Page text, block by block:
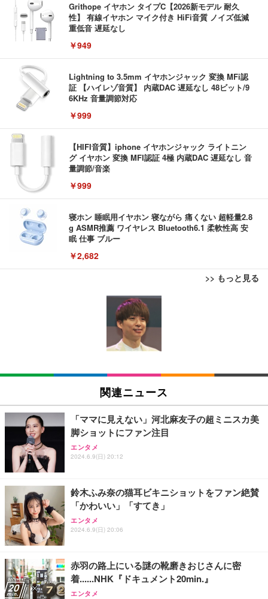
Grithope イヤホン タイプC【2026新モデル 耐久
性】 有線イヤホン マイク付き HiFi音質 ノイズ低減
重低音 遅延なし
￥949
Lightning to 3.5mm イヤホンジャック 変換 MFi認
証 【ハイレゾ音質】 内蔵DAC 遅延なし 48ビット/9
6KHz 音量調節対応
￥999
【HIFI音質】iphone イヤホンジャック ライトニン
グ イヤホン 変換 MFI認証 4極 内蔵DAC 遅延なし 音
量調節/音楽
￥999
寝ホン 睡眠用イヤホン 寝ながら 痛くない 超軽量2.8
g ASMR推薦 ワイヤレス Bluetooth6.1 柔軟性高 安
眠 仕事 ブルー
￥2,682
>> もっと見る
AOUTNアクションカメラ メガネカメラ 2 7K Wi Fi
対応 一人称視点撮影 ブラック 眼鏡装着型 液晶画面
付き サイクリング用 | 広角レンズ搭載 軽量設計 簡
単装着 長時間記録対応 液晶画面搭載 広角撮影対応
軽量ボディ設計 録音機能対応 着脱しやすい構造 旅
1080P ポータブルウェアラブルカメラ旅行用軽量ビ
デオレコーダー軽量トラベルカメラ
￥3,255
XXA4Kアクションカメラ ウェアラブルカメラ Vlog
ビデオカメラ ボディカメラ 1.9インチモニター 32G
Bカード付き 180度回転レンズ 2000mAhバッテリー
タンド付き 日本語取扱説明書 (ピンク)
スパイカメラ探知機ファインダー、 家庭用および保
護用、 操作およびスキャンデバイス付き車用隠しカ
メラファインダー
Vlog アクションカメラ、回転レンズ付き、フロント
スクリーン、Type-C 充電、毎日の Vlog 用 1080P
【整備済み品】ノートパソコン 富士通 LIEFBOOK
U9311X/F 13.3型 第11世代 Core i5-1145G7/Window
s11 Pro/MS Office 2021搭載/Webカメラ/Wifi・Blue
tooth・HDMI・Type-C/360度回転対応/有線静音マウ
ス付属/180日保証(タッチスクリーン/メモリ16GB,S
【整備済み品】中古 ノートパソコン 富士通 A5511/
Office 2021 Pro 付属/Webカメラ/DVD/豊富な接続端
子 (HDMI, VGA, USB 3.0)/ 有線静音マウス付属/ 180
日保証（メモリ 8GB,SSD256GB）
【整備済み品】中古 ノートパソコン 富士通 A5511/
15.6型/ 第11世代 Core i3-1125G4// Win11 Pro/MS
Office 2021 Pro 付属/Webカメラ/DVD/豊富な接続端
【整備済み品】ノートパソコン 富士通 LIEFBOOK
U9311X/F 13.3型 第11世代 Core i5-1145G7/Window
s11 Pro/MS Office 2021搭載/Webカメラ/Wifi・Blue
D256GB)
VETESAノートパソコン Corei7 15.6インチ IPS液
晶/1920×1080FHD Office2024搭載 Win11 Pro ノー
エレコム 有線キーボード メンブレン ブラック TK-F
エレコム ワイヤレスキーボード メンブレン 薄型 フ
ルキーボード テンキー ブラック TK-FDM110TXBK
￥1,700
【国内正規品】Keychron B1 Pro ウルトラスリム ワ
イヤレスキーボード、ZMKカスタマイズ、シザース
イッチ、2.4 GHz/Bluetooth 5.2/有線接続、ロングバ
エレコム ワイヤレスキーボード マウスセット メン
ブレン 薄型 フルキーボード ブラック TK-FDM110M
BK
エレコム ワイヤレスキーボード 静音 テンキー付 薄
型コンパクトサイズ Windows ChromeOS macOS
関連ニュース
「ママに見えない」河北麻友子の超ミニスカ美
脚ショットにファン注目
エンタメ
2024.6.9(日) 20:12
鈴木ふみ奈の猫耳ビキニショットをファン絶賛
「かわいい」「すてき」
エンタメ
2024.6.9(日) 20:06
赤羽の路上にいる謎の靴磨きおじさんに密
着......NHK『ドキュメント20min.』
エンタメ